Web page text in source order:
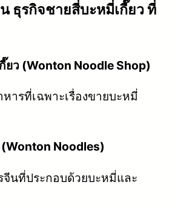
ธุรกิจชายสี่บะหมี่เกี๊ยว ที่
ยว (Wonton Noodle Shop)
หารที่เฉพาะเรื่องขายบะหมี่
Noodles)
จีนที่ประกอบด้วยบะหมี่และ